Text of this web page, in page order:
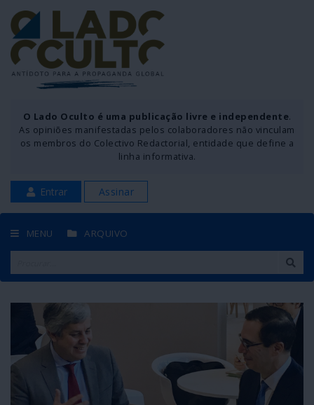
O Lado Oculto é uma publicação livre e independente.
As opiniões manifestadas pelos colaboradores não vinculam
os membros do Colectivo Redactorial, entidade que define a
linha informativa.
Entrar Assinar
MENU ARQUIVO